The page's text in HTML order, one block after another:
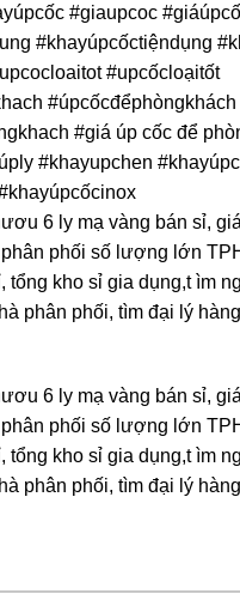
#giaupcoc
#khayúpcốctiệndụng
#upcốcloạitốt
#úpcốcđểphòngkhách
#giá úp cốc để
#khayupchen
6 ly mạ vàng bán sỉ,
phối số lượng lớn
tổng kho sỉ gia dụng,t ìm
phân phối, tìm đại lý
6 ly mạ vàng bán sỉ,
phối số lượng lớn
tổng kho sỉ gia dụng,t ìm
phân phối, tìm đại lý